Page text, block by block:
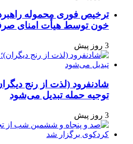
ترخیص فوری محموله
خون توسط هیأت امنای
3 روز پیش
شادنفرود (لذت از رنج
توجیه حمله تبدیل می‌شود
3 روز پیش